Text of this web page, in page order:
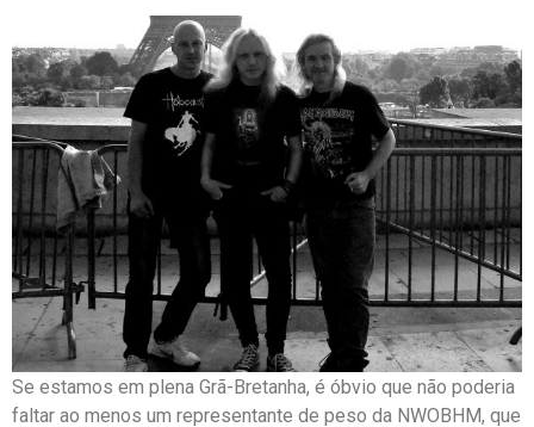
Se estamos em plena Grã-Bretanha, é óbvio que não poderia
faltar ao menos um representante de peso da NWOBHM, que